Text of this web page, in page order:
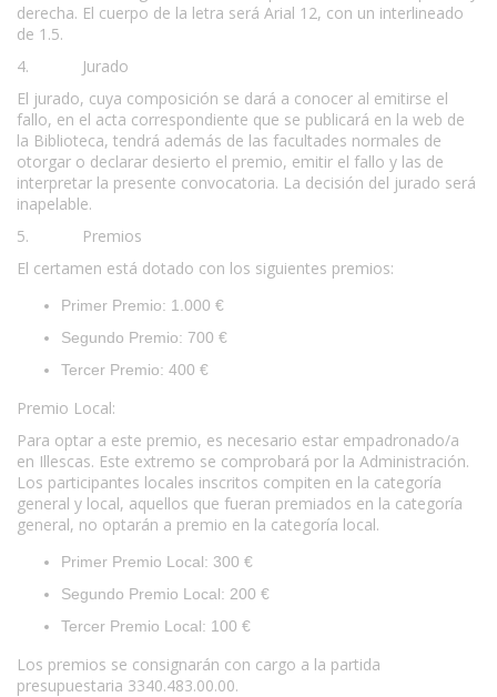
derecha. El cuerpo de la letra será Arial 12, con un interlineado
de 1.5.
4. Jurado
El jurado, cuya composición se dará a conocer al emitirse el
fallo, en el acta correspondiente que se publicará en la web de
la Biblioteca, tendrá además de las facultades normales de
otorgar o declarar desierto el premio, emitir el fallo y las de
interpretar la presente convocatoria. La decisión del jurado será
inapelable.
5. Premios
El certamen está dotado con los siguientes premios:
Primer Premio: 1.000 €
Segundo Premio: 700 €
Tercer Premio: 400 €
Premio Local:
Para optar a este premio, es necesario estar empadronado/a
en Illescas. Este extremo se comprobará por la Administración.
Los participantes locales inscritos compiten en la categoría
general y local, aquellos que fueran premiados en la categoría
general, no optarán a premio en la categoría local.
Primer Premio Local: 300 €
Segundo Premio Local: 200 €
Tercer Premio Local: 100 €
Los premios se consignarán con cargo a la partida
presupuestaria 3340.483.00.00.